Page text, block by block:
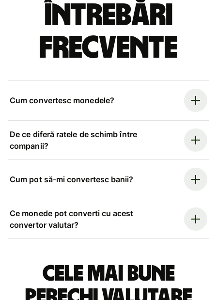
Întrebări
frecvente
Cum convertesc monedele?
De ce diferă ratele de schimb între
companii?
Cum pot să-mi convertesc banii?
Ce monede pot converti cu acest
convertor valutar?
Cele mai bune